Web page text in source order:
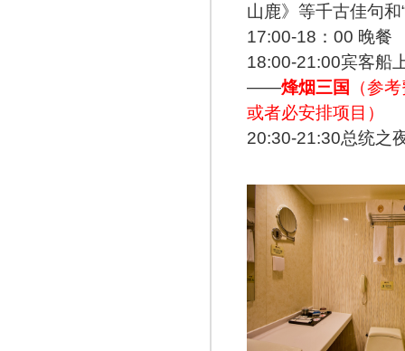
山鹿》等千古佳句
17:00-18：00 晚餐
18:00-21:00宾客船
——烽烟三国
（参
或者必安排项目）
20:30-21:30总统之